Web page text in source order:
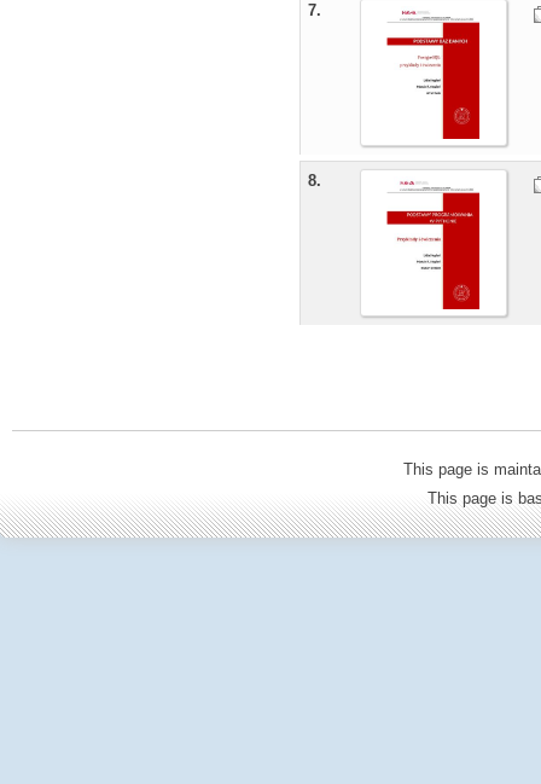
7.
8.
This page is
This page is